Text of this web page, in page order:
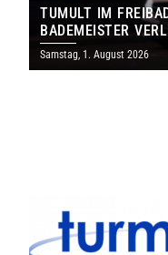
TUMULT IM
BADEMEISTER
Samstag, 1. August 2026